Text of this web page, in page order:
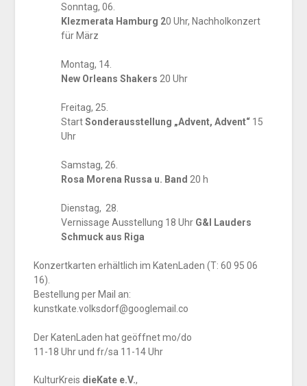
Sonntag, 06.
Klezmerata Hamburg 20 Uhr, Nachholkonzert
für März
Montag, 14.
New Orleans Shakers 20 Uhr
Freitag, 25.
StartSonderausstellung „Advent, Advent“ 15
Uhr
Samstag, 26.
Rosa Morena Russa u. Band 20 h
Dienstag, 28.
Vernissage Ausstellung 18 Uhr G&I Lauders
Schmuck aus Riga
Konzertkarten erhältlich im KatenLaden (T: 60 95 06
16).
Bestellung per Mail an:
kunstkate.volksdorf@googlemail.co
Der KatenLaden hat geöffnet mo/do
11-18 Uhr und fr/sa 11-14 Uhr
KulturKreis dieKate e.V.,